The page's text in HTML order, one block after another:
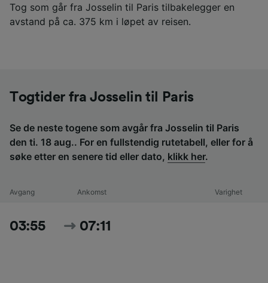
Tog som går fra Josselin til Paris tilbakelegger en
avstand på ca. 375 km i løpet av reisen.
Togtider fra Josselin til Paris
Se de neste togene som avgår fra Josselin til Paris
den ti. 18 aug.. For en fullstendig rutetabell, eller for å
søke etter en senere tid eller dato, klikk her.
Avgang Ankomst Varighet
03:55 07:11